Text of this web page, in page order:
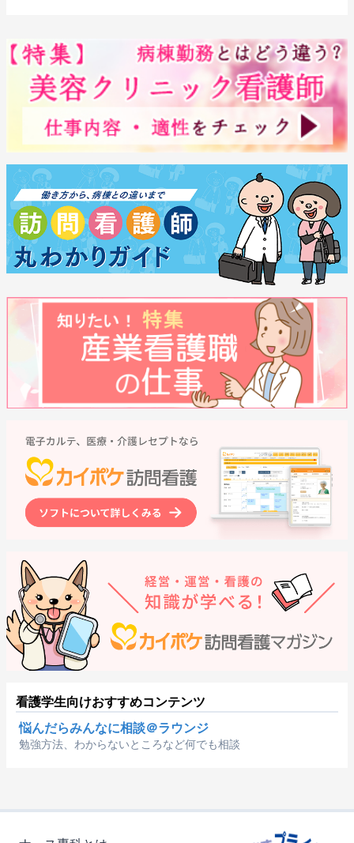
看護学生向けおすすめコンテンツ
悩んだらみんなに相談＠ラウンジ
勉強方法、わからないところなど何でも相談